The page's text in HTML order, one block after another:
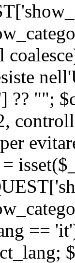
?? "";
==